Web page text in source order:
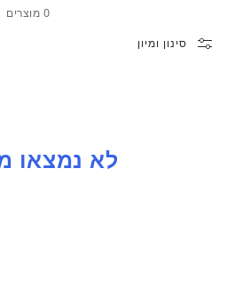
0 מוצרים
סינון ומיון
לא נמצאו